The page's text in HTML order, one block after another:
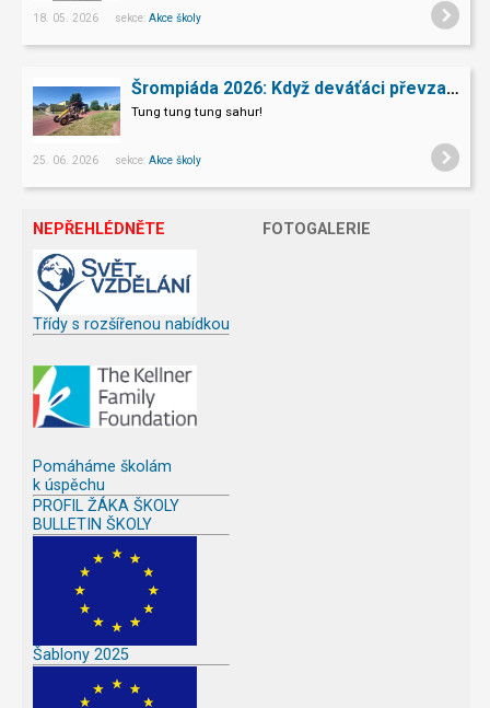
18. 05. 2026 sekce: Akce školy
Šrompiáda 2026: Když deváťáci převzali velení
Tung tung tung sahur!
25. 06. 2026 sekce: Akce školy
NEPŘEHLÉDNĚTE
Třídy s rozšířenou nabídkou
Pomáháme školám
k úspěchu
PROFIL ŽÁKA ŠKOLY
BULLETIN ŠKOLY
Šablony 2025
FOTOGALERIE